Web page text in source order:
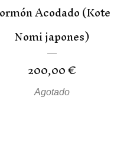
Acodado (Kote
Nomi japones)
200,00€
Agotado